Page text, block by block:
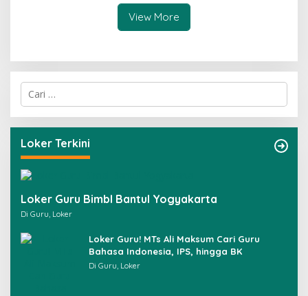
View More
C
i
u
n
t
u
:
Loker Terkini
Loker Guru Bimbl Bantul Yogyakarta
Di Guru, Loker
Loker Guru! MTs Ali Maksum Cari Guru
Bahasa Indonesia, IPS, hingga BK
Di Guru, Loker